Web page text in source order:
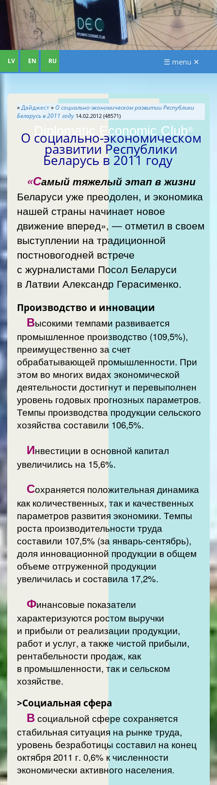
Diplomatic Economic Club®
LV EN RU ☰ menu ✕
»Дайджест» О социально-экономическом развитии Республики
Беларусь в 2011 году 14.02.2012 (48571)
О социально-экономическом
развитии Республики
Беларусь в 2011 году
«Самый тяжелый этап в жизни
Беларуси уже преодолен, и экономика
нашей страны начинает новое
движение вперед», — отметил в своем
выступлении на традиционной
постновогодней встрече
с журналистами Посол Беларуси
в Латвии Александр Герасименко.
Производство и инновации
Высокими темпами развивается
промышленное производство (109,5%),
преимущественно за счет
обрабатывающей промышленности. При
этом во многих видах экономической
деятельности достигнут и перевыполнен
уровень годовых прогнозных параметров.
Темпы производства продукции сельского
хозяйства составили 106,5%.
Инвестиции в основной капитал
увеличились на 15,6%.
Сохраняется положительная динамика
как количественных, так и качественных
параметров развития экономики. Темпы
роста производительности труда
составили 107,5% (за январь-сентябрь),
доля инновационной продукции в общем
объеме отгруженной продукции
увеличилась и составила 17,2%.
Финансовые показатели
характеризуются ростом выручки
и прибыли от реализации продукции,
работ и услуг, а также чистой прибыли,
рентабельности продаж, как
в промышленности, так и сельском
хозяйстве.
>Социальная сфера
Всоциальной сфере сохраняется
стабильная ситуация на рынке труда,
уровень безработицы составил на конец
октября 2011 г. 0,6% к численности
экономически активного населения.